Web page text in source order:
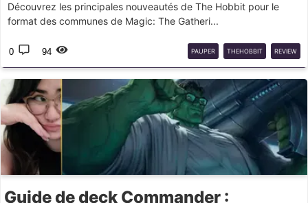
Découvrez les principales nouveautés de The Hobbit pour le
format des communes de Magic: The Gatheri...
0 94 PAUPER THEHOBBIT REVIEW
Guide de deck Commander :